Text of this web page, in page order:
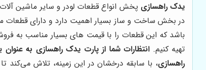
یدک راهسازی پخش انواع قطعات لودر و سایر ماشین
در بخش ساخت و ساز بسیار اهمیت دارد و دارای قطعات
باشد که این قطعات را با قیمت های بسیار مناسب به
تهیه کنیم. انتظارات شما از پارت یدک راهسازی به عنوان
راهسازی، با سابقه درخشان در این زمینه، تلاش می‌کند